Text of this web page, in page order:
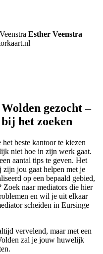
Esther Veenstra
gezocht –
het zoeken
beste kantoor te kiezen
niet hoe in zijn werk gaat.
aantal tips te geven. Het
jou gaat helpen met je
op een bepaald gebied,
naar mediators die hier
en wil je uit elkaar
scheiden in Eursinge
vervelend, maar met een
zal je jouw huwelijk